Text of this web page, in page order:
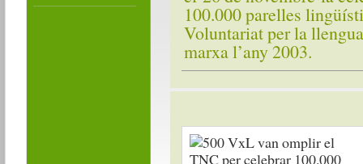
100.000 parelles
Voluntariat per la
marxa l’any 2003.